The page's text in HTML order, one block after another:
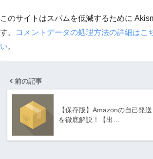
このサイトはスパムを低減するために
す。
コメントデータの処理方法の詳細はこ
い。
前の記事
【保存版】Amazonの自己発送
を徹底解説！【出…